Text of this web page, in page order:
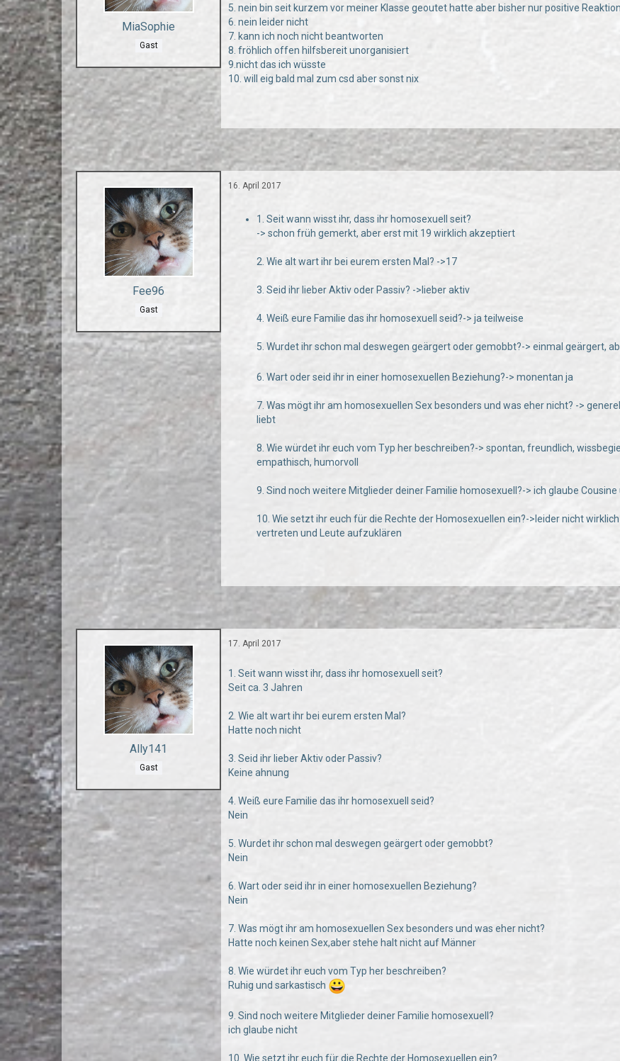
MiaSophie
Gast
5. nein bin seit kurzem vor meiner Klasse geoutet hatte aber bisher nur positive
6. nein leider nicht
7. kann ich noch nicht beantworten
8. fröhlich offen hilfsbereit unorganisiert
9.nicht das ich wüsste
10. will eig bald mal zum csd aber sonst nix
Fee96
Gast
16. April 2017
1. Seit wann wisst ihr, dass ihr homosexuell seit?
-> schon früh gemerkt, aber erst mit 19 wirklich akzeptiert
2. Wie alt wart ihr bei eurem ersten Mal? ->17
3. Seid ihr lieber Aktiv oder Passiv? ->lieber aktiv
4. Weiß eure Familie das ihr homosexuell seid?-> ja teilweise
5. Wurdet ihr schon mal deswegen geärgert oder gemobbt?-> einmal geärgert,
6. Wart oder seid ihr in einer homosexuellen Beziehung?-> monentan ja
7. Was mögt ihr am homosexuellen Sex besonders und was eher nicht? ->
liebt
8. Wie würdet ihr euch vom Typ her beschreiben?-> spontan, freundlich,
empathisch, humorvoll
9. Sind noch weitere Mitglieder deiner Familie homosexuell?-> ich glaube Cousine
10. Wie setzt ihr euch für die Rechte der Homosexuellen ein?->leider nicht
vertreten und Leute aufzuklären
Ally141
Gast
17. April 2017
1. Seit wann wisst ihr, dass ihr homosexuell seit?
Seit ca. 3 Jahren
2. Wie alt wart ihr bei eurem ersten Mal?
Hatte noch nicht
3. Seid ihr lieber Aktiv oder Passiv?
Keine ahnung
4. Weiß eure Familie das ihr homosexuell seid?
Nein
5. Wurdet ihr schon mal deswegen geärgert oder gemobbt?
Nein
6. Wart oder seid ihr in einer homosexuellen Beziehung?
Nein
7. Was mögt ihr am homosexuellen Sex besonders und was eher nicht?
Hatte noch keinen Sex,aber stehe halt nicht auf Männer
8. Wie würdet ihr euch vom Typ her beschreiben?
Ruhig und sarkastisch
9. Sind noch weitere Mitglieder deiner Familie homosexuell?
ich glaube nicht
10. Wie setzt ihr euch für die Rechte der Homosexuellen ein?